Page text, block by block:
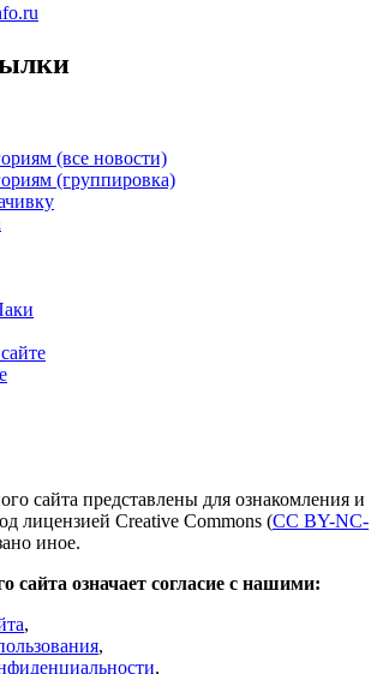
(все новости)
(группировка)
сайта представлены для ознакомления и
лицензией Creative Commons (CC BY-NC-
иное.
сайта означает согласие с нашими:
,
,
,